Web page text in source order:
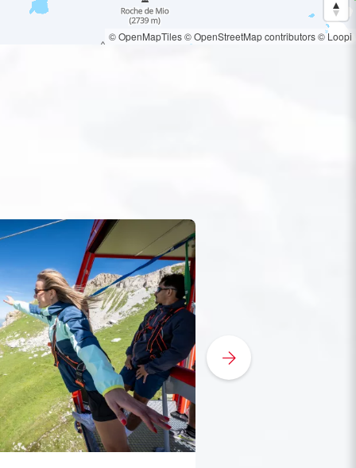
© OpenMapTiles© OpenStreetMap contributors© Loopi